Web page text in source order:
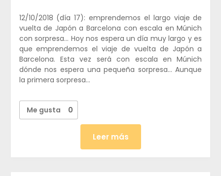
12/10/2018 (día 17): emprendemos el largo viaje de
vuelta de Japón a Barcelona con escala en Múnich
con sorpresa… Hoy nos espera un día muy largo y es
que emprendemos el viaje de vuelta de Japón a
Barcelona. Esta vez será con escala en Múnich
dónde nos espera una pequeña sorpresa… Aunque
la primera sorpresa…
Me gusta 0
Leer más